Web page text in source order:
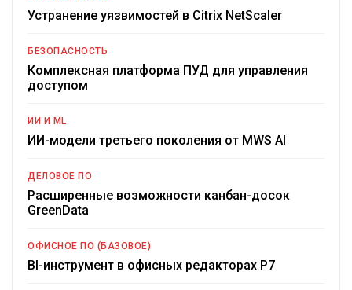
Устранение уязвимостей в Citrix NetScaler
БЕЗОПАСНОСТЬ
Комплексная платформа ПУД для управления
доступом
ИИ И ML
ИИ-модели третьего поколения от MWS AI
ДЕЛОВОЕ ПО
Расширенные возможности канбан-досок
GreenData
ОФИСНОЕ ПО (БАЗОВОЕ)
BI-инструмент в офисных редакторах Р7